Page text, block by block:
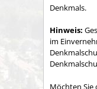
Denkmals.
Hinweis:
im
Denkmal
Möchten Sie